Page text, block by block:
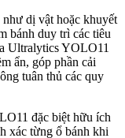
như dị vật hoặc khuyết
bánh duy trì các tiêu
Ultralytics YOLO11
ẩn, góp phần cải
tuân thủ các quy
đặc biệt hữu ích
xác từng ổ bánh khi